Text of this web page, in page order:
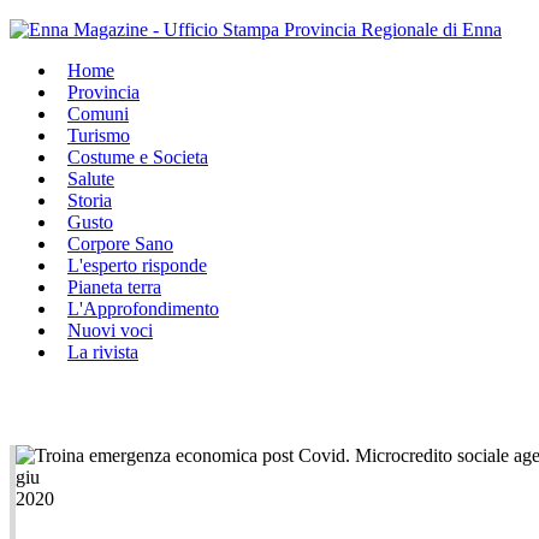
Home
Provincia
Comuni
Turismo
Costume e Societa
Salute
Storia
Gusto
Corpore Sano
L'esperto risponde
Pianeta terra
L'Approfondimento
Nuovi voci
La rivista
giu
2020